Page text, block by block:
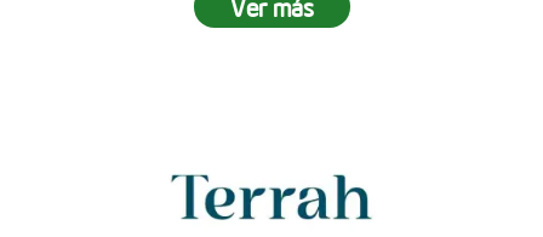
Ver más